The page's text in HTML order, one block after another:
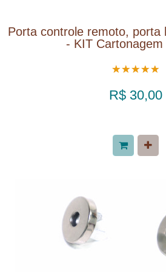
Porta controle remoto, porta
- KIT Cartonagem
R$ 30,00